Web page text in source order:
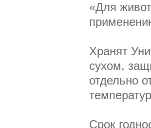
«Для
Хранят
сухом,
отдельно
Срок